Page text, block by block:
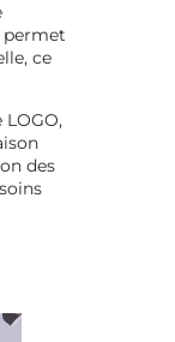
permet
ce
LOGO,
des